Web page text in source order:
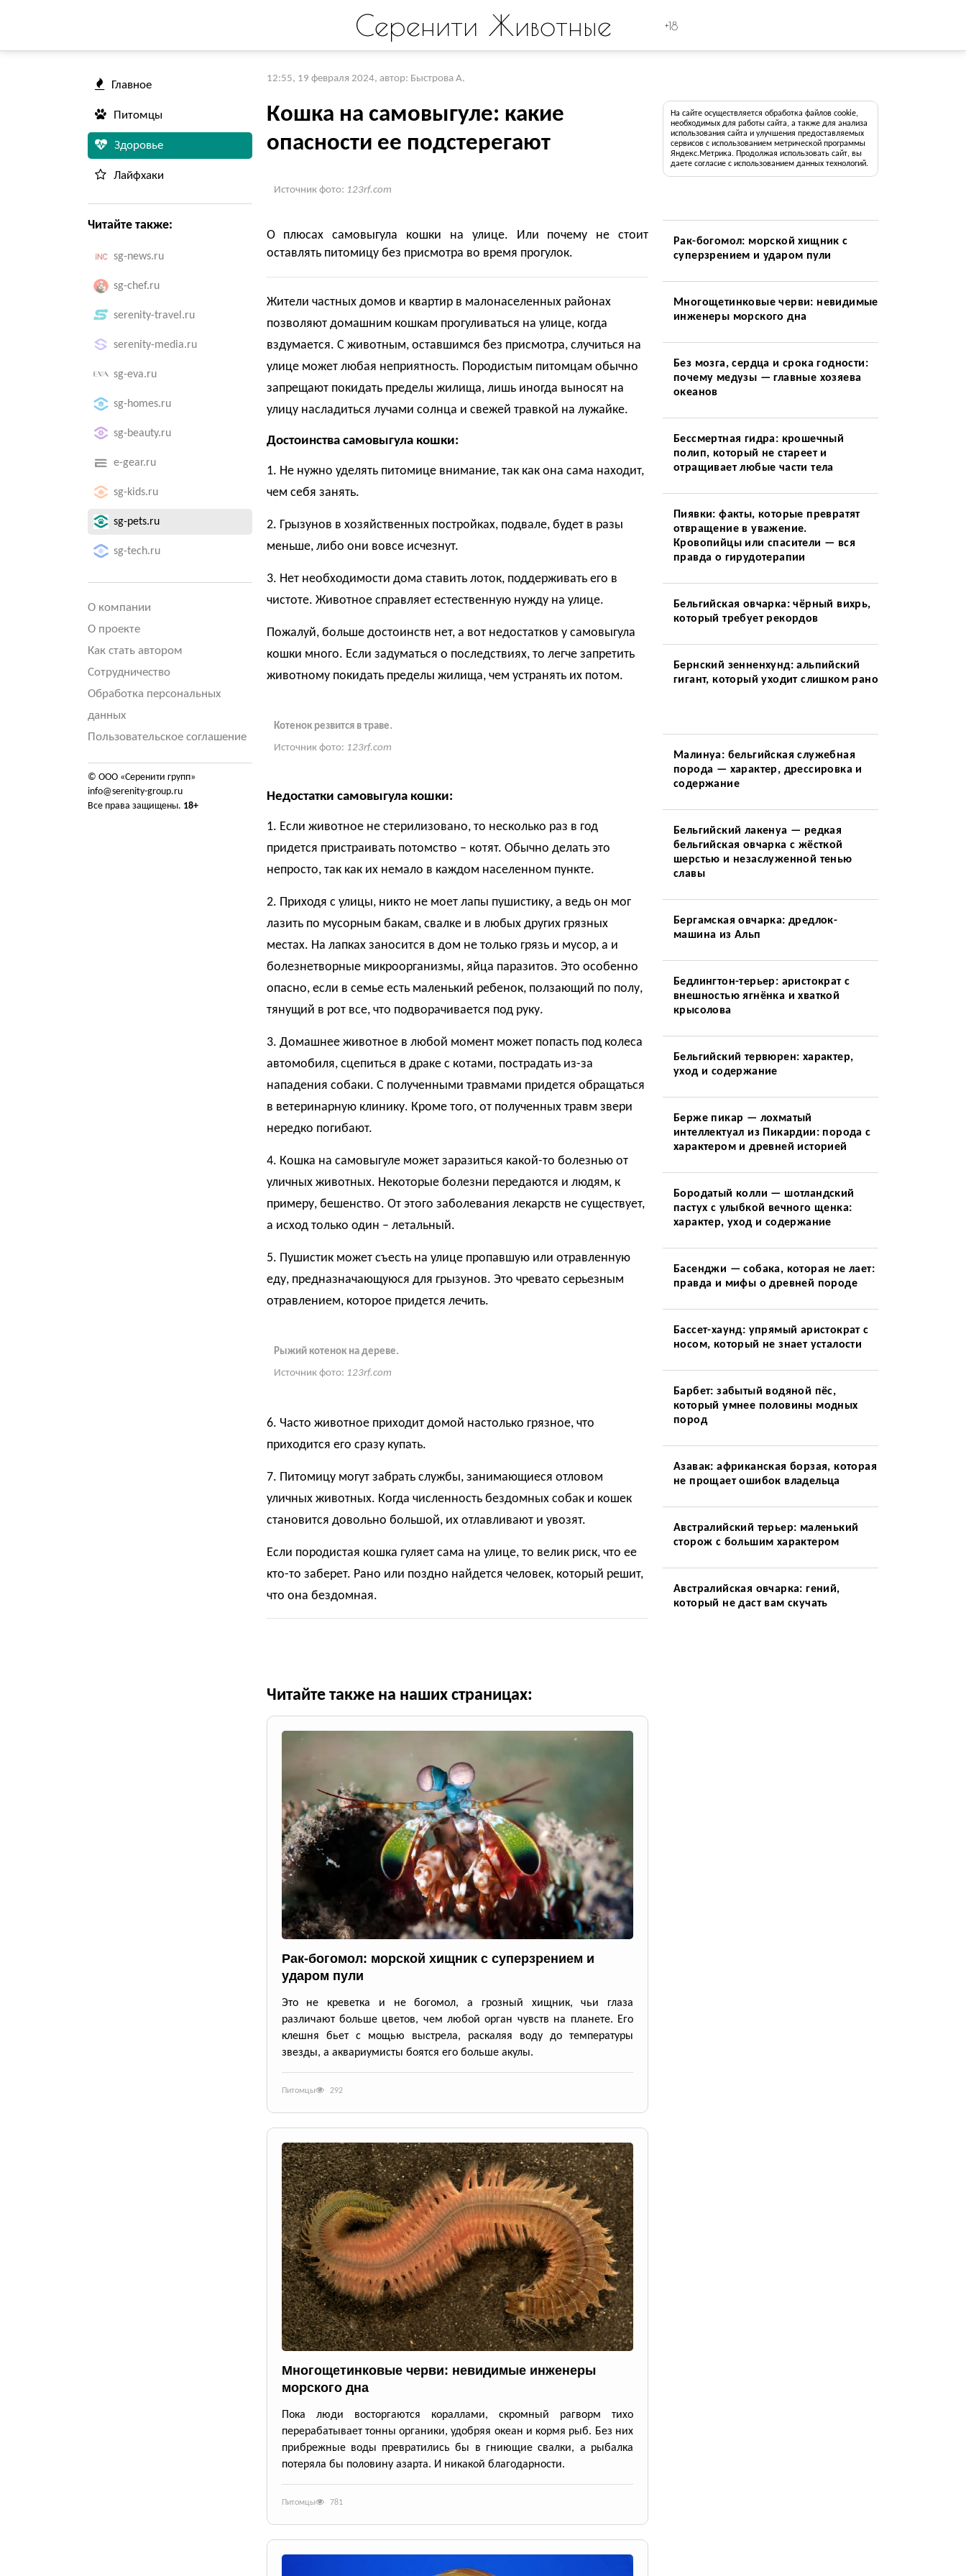
Серенити Животные +18
Главное
Питомцы
Здоровье
Лайфхаки
Читайте также:
sg-news.ru
sg-chef.ru
serenity-travel.ru
serenity-media.ru
sg-eva.ru
sg-homes.ru
sg-beauty.ru
e-gear.ru
sg-kids.ru
sg-pets.ru
sg-tech.ru
О компании
О проекте
Как стать автором
Сотрудничество
Обработка персональных
данных
Пользовательское соглашение
© ООО «Серенити групп»
info@serenity-group.ru
Все права защищены. 18+
12:55, 19 февраля 2024, автор: Быстрова А.
Кошка на самовыгуле: какие
опасности ее подстерегают
Источник фото: 123rf.com
О плюсах самовыгула кошки на улице. Или почему не стоит
оставлять питомицу без присмотра во время прогулок.
Жители частных домов и квартир в малонаселенных районах
позволяют домашним кошкам прогуливаться на улице, когда
вздумается. С животным, оставшимся без присмотра, случиться на
улице может любая неприятность. Породистым питомцам обычно
запрещают покидать пределы жилища, лишь иногда выносят на
улицу насладиться лучами солнца и свежей травкой на лужайке.
Достоинства самовыгула кошки:
1. Не нужно уделять питомице внимание, так как она сама находит,
чем себя занять.
2. Грызунов в хозяйственных постройках, подвале, будет в разы
меньше, либо они вовсе исчезнут.
3. Нет необходимости дома ставить лоток, поддерживать его в
чистоте. Животное справляет естественную нужду на улице.
Пожалуй, больше достоинств нет, а вот недостатков у самовыгула
кошки много. Если задуматься о последствиях, то легче запретить
животному покидать пределы жилища, чем устранять их потом.
Котенок резвится в траве.
Источник фото: 123rf.com
Недостатки самовыгула кошки:
1. Если животное не стерилизовано, то несколько раз в год
придется пристраивать потомство – котят. Обычно делать это
непросто, так как их немало в каждом населенном пункте.
2. Приходя с улицы, никто не моет лапы пушистику, а ведь он мог
лазить по мусорным бакам, свалке и в любых других грязных
местах. На лапках заносится в дом не только грязь и мусор, а и
болезнетворные микроорганизмы, яйца паразитов. Это особенно
опасно, если в семье есть маленький ребенок, ползающий по полу,
тянущий в рот все, что подворачивается под руку.
3. Домашнее животное в любой момент может попасть под колеса
автомобиля, сцепиться в драке с котами, пострадать из-за
нападения собаки. С полученными травмами придется обращаться
в ветеринарную клинику. Кроме того, от полученных травм звери
нередко погибают.
4. Кошка на самовыгуле может заразиться какой-то болезнью от
уличных животных. Некоторые болезни передаются и людям, к
примеру, бешенство. От этого заболевания лекарств не существует,
а исход только один – летальный.
5. Пушистик может съесть на улице пропавшую или отравленную
еду, предназначающуюся для грызунов. Это чревато серьезным
отравлением, которое придется лечить.
Рыжий котенок на дереве.
Источник фото: 123rf.com
6. Часто животное приходит домой настолько грязное, что
приходится его сразу купать.
7. Питомицу могут забрать службы, занимающиеся отловом
уличных животных. Когда численность бездомных собак и кошек
становится довольно большой, их отлавливают и увозят.
Если породистая кошка гуляет сама на улице, то велик риск, что ее
кто-то заберет. Рано или поздно найдется человек, который решит,
что она бездомная.
Читайте также на наших страницах:
Рак-богомол: морской хищник с суперзрением и
ударом пули
Это не креветка и не богомол, а грозный хищник, чьи глаза
различают больше цветов, чем любой орган чувств на планете. Его
клешня бьет с мощью выстрела, раскаляя воду до температуры
звезды, а аквариумисты боятся его больше акулы.
Питомцы 292
Многощетинковые черви: невидимые инженеры
морского дна
Пока люди восторгаются кораллами, скромный рагворм тихо
перерабатывает тонны органики, удобряя океан и кормя рыб. Без них
прибрежные воды превратились бы в гниющие свалки, а рыбалка
потеряла бы половину азарта. И никакой благодарности.
Питомцы 781
На сайте осуществляется обработка файлов cookie,
необходимых для работы сайта, а также для анализа
использования сайта и улучшения предоставляемых
сервисов с использованием метрической программы
Яндекс.Метрика. Продолжая использовать сайт, вы
даете согласие с использованием данных технологий.
Рак-богомол: морской хищник с
суперзрением и ударом пули
Многощетинковые черви: невидимые
инженеры морского дна
Без мозга, сердца и срока годности:
почему медузы — главные хозяева
океанов
Бессмертная гидра: крошечный
полип, который не стареет и
отращивает любые части тела
Пиявки: факты, которые превратят
отвращение в уважение.
Кровопийцы или спасители — вся
правда о гирудотерапии
Бельгийская овчарка: чёрный вихрь,
который требует рекордов
Бернский зенненхунд: альпийский
гигант, который уходит слишком рано
Малинуа: бельгийская служебная
порода — характер, дрессировка и
содержание
Бельгийский лакенуа — редкая
бельгийская овчарка с жёсткой
шерстью и незаслуженной тенью
славы
Бергамская овчарка: дредлок-
машина из Альп
Бедлингтон-терьер: аристократ с
внешностью ягнёнка и хваткой
крысолова
Бельгийский тервюрен: характер,
уход и содержание
Берже пикар — лохматый
интеллектуал из Пикардии: порода с
характером и древней историей
Бородатый колли — шотландский
пастух с улыбкой вечного щенка:
характер, уход и содержание
Басенджи — собака, которая не лает:
правда и мифы о древней породе
Бассет-хаунд: упрямый аристократ с
носом, который не знает усталости
Барбет: забытый водяной пёс,
который умнее половины модных
пород
Азавак: африканская борзая, которая
не прощает ошибок владельца
Австралийский терьер: маленький
сторож с большим характером
Австралийская овчарка: гений,
который не даст вам скучать